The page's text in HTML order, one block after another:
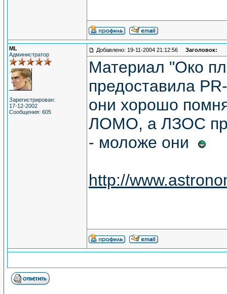
ML
Администратор
Зарегистрирован:
17-12-2002
Сообщения: 605
Добавлено: 19-11-2004 21:12:56 Заголовок:
Материал "Око
предоставила
они хорошо
ЛОМО, а ЛЗОС
- моложе они
http://